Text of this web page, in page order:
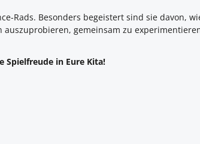
Rads. Besonders begeistert sind sie davon,
gemeinsam zu
Spielfreude in Eure Kita!